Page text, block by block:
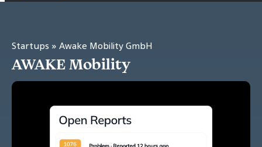
Startups » Awake Mobility GmbH
AWAKE Mobility